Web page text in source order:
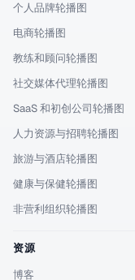
个人品牌轮播图
电商轮播图
教练和顾问轮播图
社交媒体代理轮播图
SaaS 和初创公司轮播图
人力资源与招聘轮播图
旅游与酒店轮播图
健康与保健轮播图
非营利组织轮播图
资源
博客